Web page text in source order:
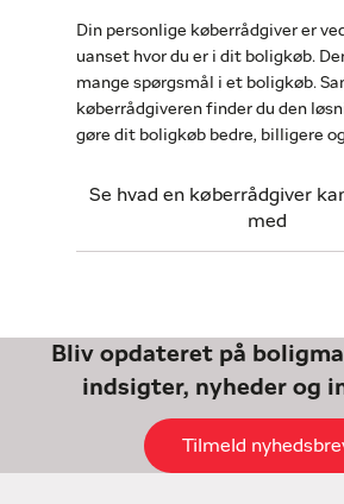
Din personlige køberrådgiver er
uanset hvor du er i dit boligkøb.
mange spørgsmål i et boligkøb.
køberrådgiveren finder du den
gøre dit boligkøb bedre, billigere
Se hvad en køberrådgiver
med
Bliv opdateret på
indsigter, nyheder og
Tilmeld